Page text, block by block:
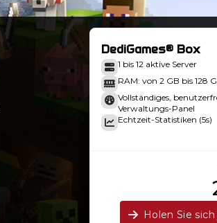
DediGames® Box
1 bis 12 aktive Server
RAM: von 2 GB bis 128
Vollständiges,
Verwaltungs-Panel
Echtzeit-Statistiken (5s)
Holen Sie